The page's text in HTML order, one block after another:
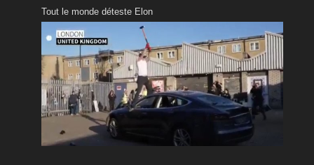
Tout le monde déteste Elon